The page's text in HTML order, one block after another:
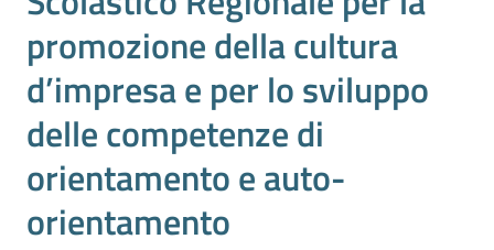
su
promozione della cultura
d’impresa e per lo sviluppo
delle competenze di
orientamento e auto-
orientamento